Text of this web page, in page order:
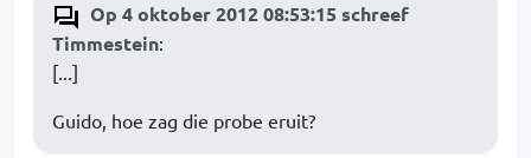
Op 4 oktober 2012 08:53:15 schreef
Timmestein:
[...]
Guido, hoe zag die probe eruit?